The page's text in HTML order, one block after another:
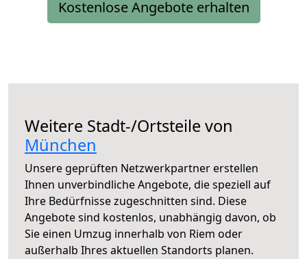
Kostenlose Angebote erhalten
Weitere Stadt-/Ortsteile von
München
Unsere geprüften Netzwerkpartner erstellen
Ihnen unverbindliche Angebote, die speziell auf
Ihre Bedürfnisse zugeschnitten sind. Diese
Angebote sind kostenlos, unabhängig davon, ob
Sie einen Umzug innerhalb von Riem oder
außerhalb Ihres aktuellen Standorts planen.